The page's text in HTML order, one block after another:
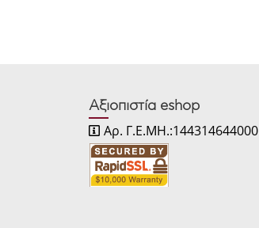
Αξιοπιστία eshop
Αρ. Γ.Ε.ΜΗ.:144314644000